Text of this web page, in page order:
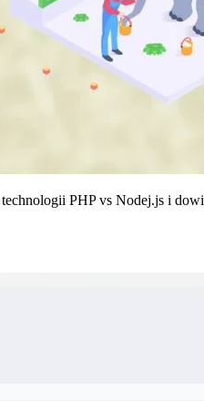
PHP vs Nodej.js i